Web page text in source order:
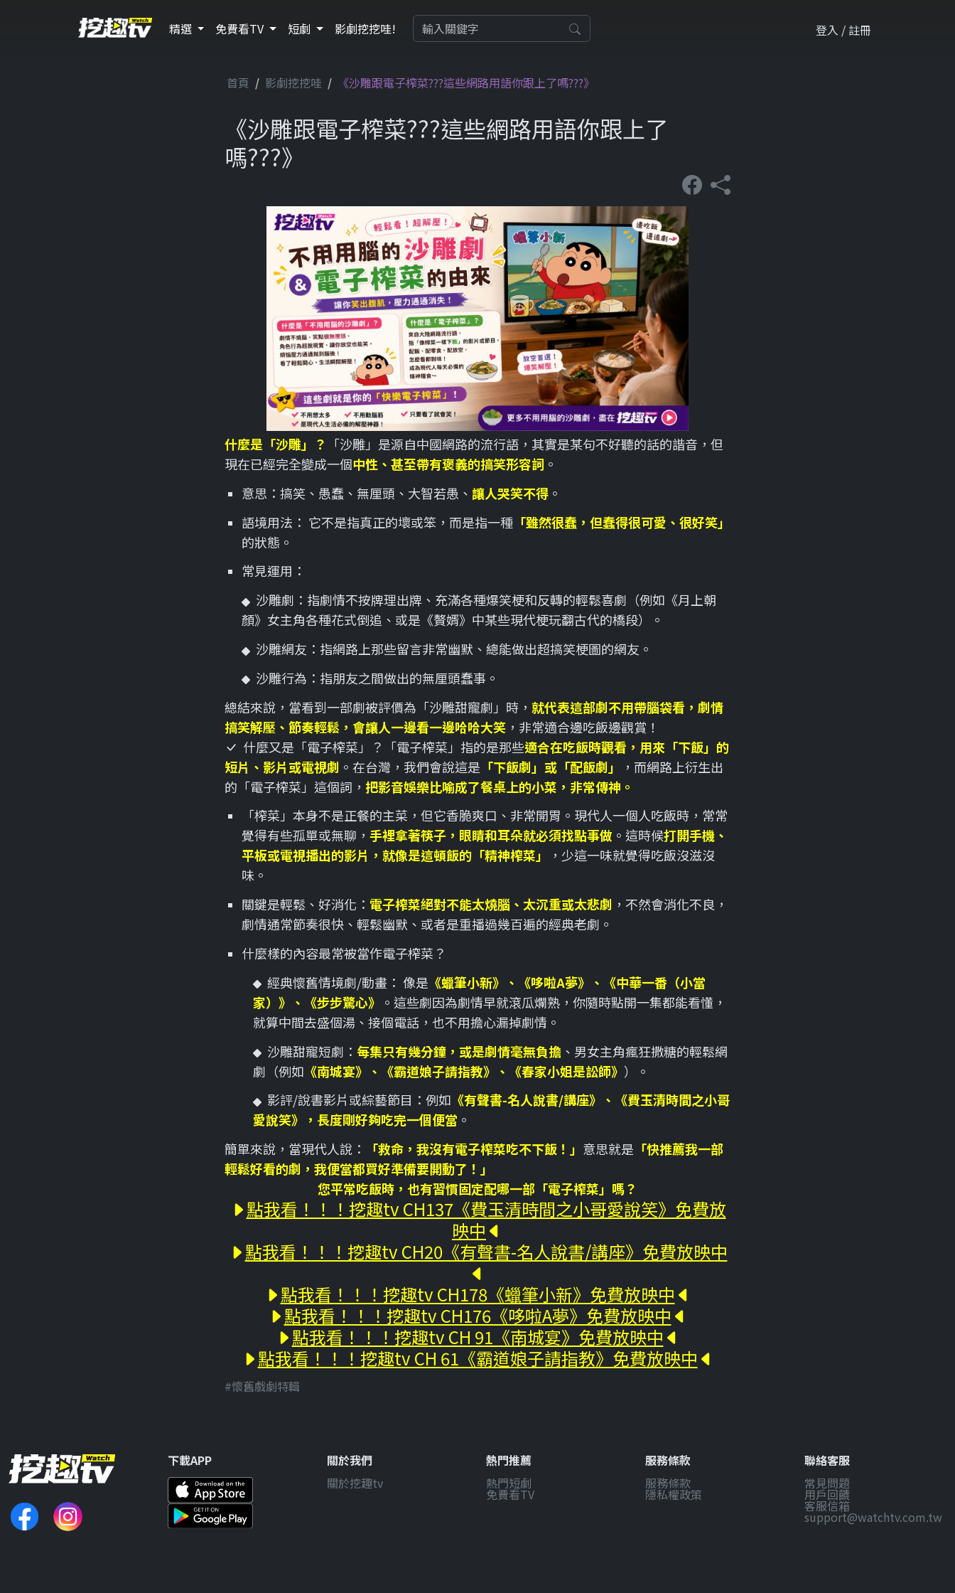
精選 免費看TV 短劇 影劇挖挖哇! 登入 / 註冊
首頁 影劇挖挖哇 《沙雕跟電子榨菜???這些網路用語你跟上了嗎???》
《沙雕跟電子榨菜???這些網路用語你跟上了
嗎???》
什麼是「沙雕」？ 「沙雕」是源自中國網路的流行語，其實是某句不好聽的話的諧音，但
現在已經完全變成一個中性、甚至帶有褒義的搞笑形容詞 。
意思：搞笑、愚蠢、無厘頭、大智若愚、 讓人哭笑不得 。
語境用法： 它不是指真正的壞或笨，而是指一種 「雖然很蠢，但蠢得很可愛、很好笑」
的狀態。
常見運用：
沙雕劇：指劇情不按牌理出牌、充滿各種爆笑梗和反轉的輕鬆喜劇（例如《月上朝
顏》女主角各種花式倒追、或是《贅婿》中某些現代梗玩翻古代的橋段）。
沙雕網友：指網路上那些留言非常幽默、總能做出超搞笑梗圖的網友。
沙雕行為：指朋友之間做出的無厘頭蠢事。
總結來說，當看到一部劇被評價為「沙雕甜寵劇」時， 就代表這部劇不用帶腦袋看，劇情
搞笑解壓、節奏輕鬆，會讓人一邊看一邊哈哈大笑 ，非常適合邊吃飯邊觀賞！
什麼又是「電子榨菜」？「電子榨菜」指的是那些適合在吃飯時觀看，用來「下飯」的
短片、影片或電視劇 。在台灣，我們會說這是 「下飯劇」或「配飯劇」
，而網路上衍生出
的「電子榨菜」這個詞， 把影音娛樂比喻成了餐桌上的小菜，非常傳神。
「榨菜」本身不是正餐的主菜，但它香脆爽口、非常開胃。現代人一個人吃飯時，常常
覺得有些孤單或無聊， 手裡拿著筷子，眼睛和耳朵就必須找點事做 。這時候打開手機、
平板或電視播出的影片，就像是這頓飯的「精神榨菜」
，少這一味就覺得吃飯沒滋沒
味。
關鍵是輕鬆、好消化： 電子榨菜絕對不能太燒腦、太沉重或太悲劇 ，不然會消化不良，
劇情通常節奏很快、輕鬆幽默、或者是重播過幾百遍的經典老劇。
什麼樣的內容最常被當作電子榨菜？
經典懷舊情境劇/動畫： 像是 《蠟筆小新》、《哆啦A夢》、《中華一番（小當
家）》、《步步驚心》 。這些劇因為劇情早就滾瓜爛熟，你隨時點開一集都能看懂，
就算中間去盛個湯、接個電話，也不用擔心漏掉劇情。
沙雕甜寵短劇： 每集只有幾分鐘，或是劇情毫無負擔 、男女主角瘋狂撒糖的輕鬆網
劇（例如 《南城宴》、《霸道娘子請指教》、《春家小姐是訟師》 ）。
影評/說書影片或綜藝節目：例如 《有聲書-名人說書/講座》、《費玉清時間之小哥
愛說笑》，長度剛好夠吃完一個便當 。
簡單來說，當現代人說：
「救命，我沒有電子榨菜吃不下飯！」 意思就是 「快推薦我一部
輕鬆好看的劇，我便當都買好準備要開動了！」
您平常吃飯時，也有習慣固定配哪一部「電子榨菜」嗎？
點我看！！！挖趣tv CH137《費玉清時間之小哥愛說笑》免費放
映中
點我看！！！挖趣tv CH20《有聲書-名人說書/講座》免費放映中
點我看！！！挖趣tv CH178《蠟筆小新》免費放映中
點我看！！！挖趣tv CH176《哆啦A夢》免費放映中
點我看！！！挖趣tv CH 91《南城宴》免費放映中
點我看！！！挖趣tv CH 61《霸道娘子請指教》免費放映中
#懷舊戲劇特輯
下載APP
關於我們
關於挖趣tv
熱門推薦
熱門短劇
免費看TV
服務條款
服務條款
隱私權政策
聯絡客服
常見問題
用戶回饋
客服信箱
support@watchtv.com.tw